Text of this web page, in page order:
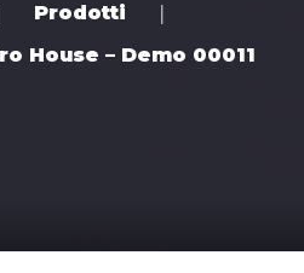
Prodotti
House – Demo 00011